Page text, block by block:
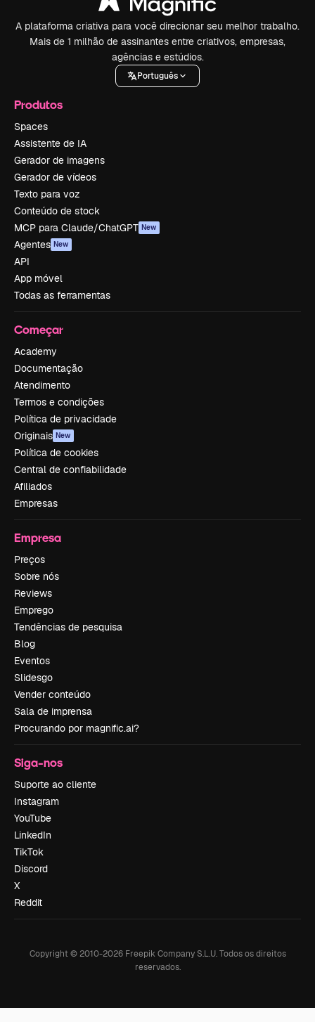
A plataforma criativa para você direcionar seu melhor trabalho.
Mais de 1 milhão de assinantes entre criativos, empresas,
agências e estúdios.
Português
Produtos
Spaces
Assistente de IA
Gerador de imagens
Gerador de vídeos
Texto para voz
Conteúdo de stock
MCP para Claude/ChatGPT New
Agentes New
API
App móvel
Todas as ferramentas
Começar
Academy
Documentação
Atendimento
Termos e condições
Política de privacidade
Originais New
Política de cookies
Central de confiabilidade
Afiliados
Empresas
Empresa
Preços
Sobre nós
Reviews
Emprego
Tendências de pesquisa
Blog
Eventos
Slidesgo
Vender conteúdo
Sala de imprensa
Procurando por magnific.ai?
Siga-nos
Suporte ao cliente
Instagram
YouTube
LinkedIn
TikTok
Discord
X
Reddit
Copyright © 2010-2026Freepik Company S.L.U. Todos os direitos
reservados.